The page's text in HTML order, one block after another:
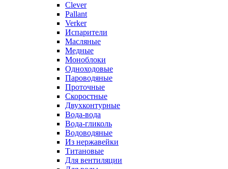
Clever
Pallant
Verker
Испарители
Масляные
Медные
Моноблоки
Одноходовые
Пароводяные
Проточные
Скоростные
Двухконтурные
Вода-вода
Вода-гликоль
Водоводяные
Из нержавейки
Титановые
Для вентиляции